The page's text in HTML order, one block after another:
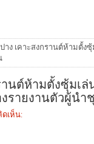
ปาง เคาะสงกรานต์ห้ามตั้ง
านต์ห้ามตั้งซุ้มเ
รายงานตัวผู้น
เห็น: